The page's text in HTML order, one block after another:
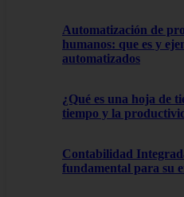
Automatización de
humanos: que es y
automatizados
¿Qué es una hoja de
tiempo y la
Contabilidad
fundamental para su